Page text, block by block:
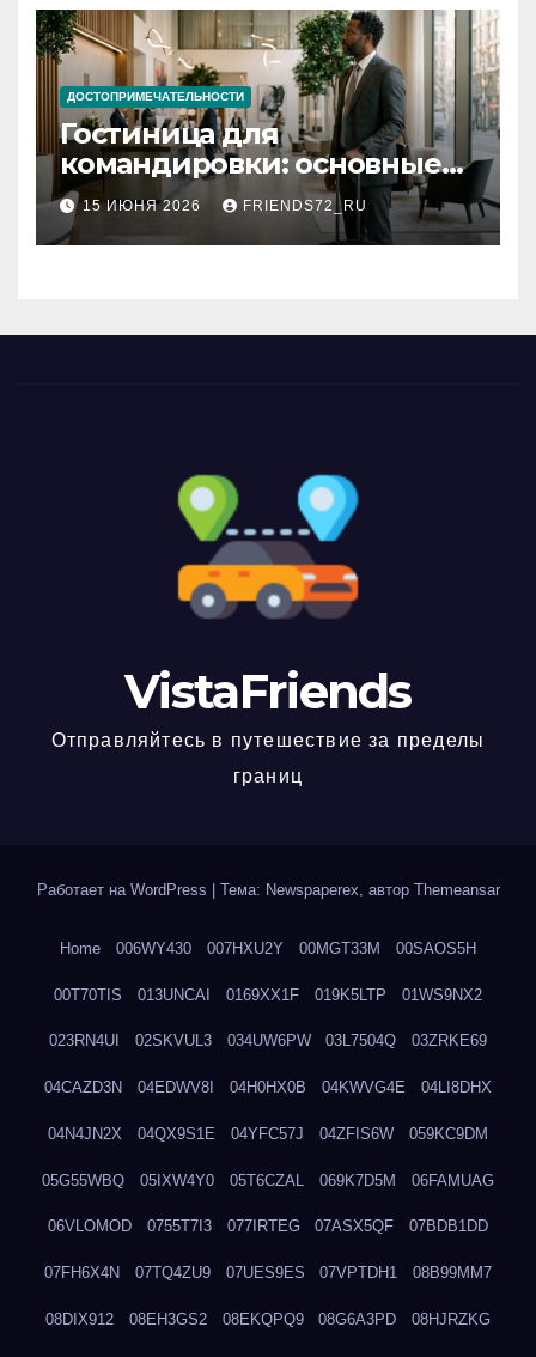
ДОСТОПРИМЕЧАТЕЛЬНОСТИ
Гостиница для
командировки: основные
критерии выбора
15 ИЮНЯ 2026 FRIENDS72_RU
VistaFriends
Отправляйтесь в путешествие за пределы
границ
Работает на WordPress Тема: Newspaperex, автор Themeansar
Home 006WY430 007HXU2Y 00MGT33M 00SAOS5H
00T70TIS 013UNCAI 0169XX1F 019K5LTP 01WS9NX2
023RN4UI 02SKVUL3 034UW6PW 03L7504Q 03ZRKE69
04CAZD3N 04EDWV8I 04H0HX0B 04KWVG4E 04LI8DHX
04N4JN2X 04QX9S1E 04YFC57J 04ZFIS6W 059KC9DM
05G55WBQ 05IXW4Y0 05T6CZAL 069K7D5M 06FAMUAG
06VLOMOD 0755T7I3 077IRTEG 07ASX5QF 07BDB1DD
07FH6X4N 07TQ4ZU9 07UES9ES 07VPTDH1 08B99MM7
08DIX912 08EH3GS2 08EKQPQ9 08G6A3PD 08HJRZKG